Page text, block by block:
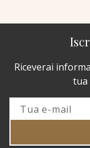
Riceverai
tua